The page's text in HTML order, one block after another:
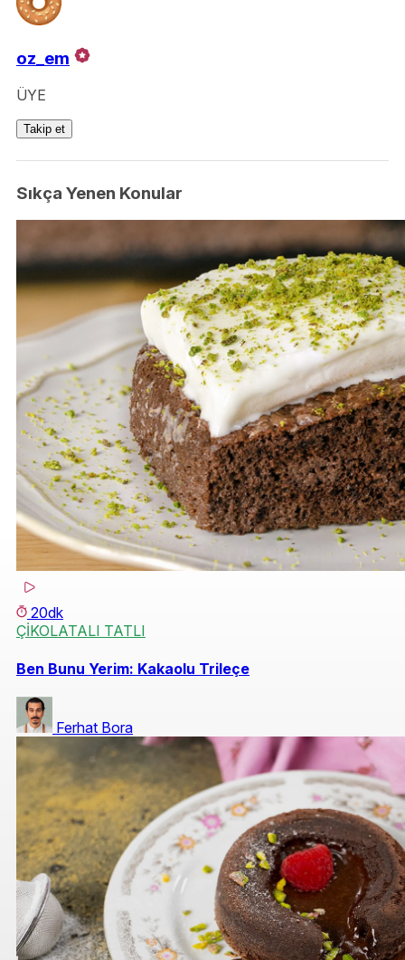
oz_em
ÜYE
Takip et
Sıkça Yenen Konular
20dk
ÇİKOLATALI TATLI
Ben Bunu Yerim: Kakaolu Trileçe
Ferhat Bora